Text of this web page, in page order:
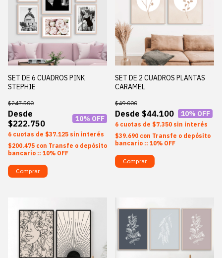
SET DE 6 CUADROS PINK
STEPHIE
$222.750
$247.500
10% OFF
6 $37.125 sin interés
$200.475 con Transfe o depósito
bancario :: 10% OFF
Comprar
SET DE 2 CUADROS PLANTAS
CARAMEL
$44.100
$49.000
10% OFF
6 $7.350 sin interés
$39.690 con Transfe o depósito
bancario :: 10% OFF
Comprar